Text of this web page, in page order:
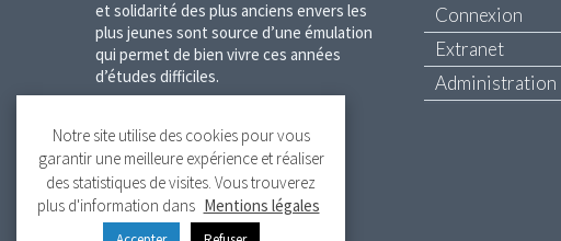
et solidarité des plus anciens envers les
plus jeunes sont source d’une émulation
qui permet de bien vivre ces années
d’études difficiles.
Création et réalisation : 3VOIE
Connexion
Extranet
Administration
Notre site utilise des cookies pour vous
garantir une meilleure expérience et réaliser
des statistiques de visites. Vous trouverez
plus d'information dans Mentions légales